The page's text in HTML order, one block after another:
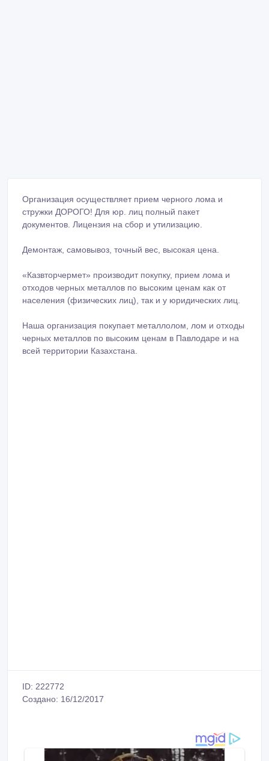
Организация осуществляет прием черного лома и
стружки ДОРОГО! Для юр. лиц полный пакет
документов. Лицензия на сбор и утилизацию.
Демонтаж, самовывоз, точный вес, высокая цена.
«Казвторчермет» производит покупку, прием лома и
отходов черных металлов по высоким ценам как от
населения (физических лиц), так и у юридических лиц.
Наша организация покупает металлолом, лом и отходы
черных металлов по высоким ценам в Павлодаре и на
всей территории Казахстана.
ID: 222772
Создано: 16/12/2017